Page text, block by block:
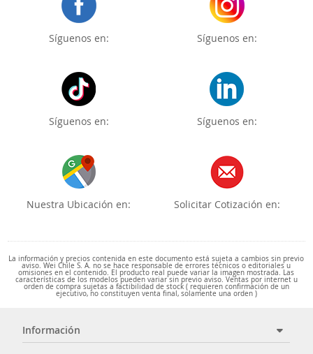
Síguenos en: Síguenos en:
Síguenos en: Síguenos en:
Nuestra Ubicación en: Solicitar Cotización en:
La información y precios contenida en este documento está sujeta a cambios sin previo
aviso. Wei Chile S. A. no se hace responsable de errores técnicos o editoriales u
omisiones en el contenido. El producto real puede variar la imagen mostrada. Las
características de los modelos pueden variar sin previo aviso. Ventas por internet u
orden de compra sujetas a factibilidad de stock ( requieren confirmación de un
ejecutivo, no constituyen venta final, solamente una orden )
Información